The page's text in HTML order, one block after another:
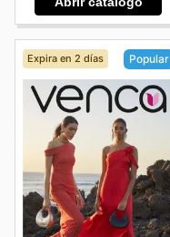
Expira en 2 días Popular